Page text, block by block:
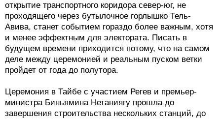
открытие транспортного коридора север-юг, не
проходящего через бутылочное горлышко Тель-
Авива, станет событием гораздо более важным, хотя
и менее эффектным для электората. Писать в
будущем времени приходится потому, что на самом
деле между церемонией и реальным пуском ветки
пройдет от года до полутора.
Церемония в Тайбе с участием Регев и премьер-
министра Биньямина Нетаниягу прошла до
завершения строительства нескольких станций, до